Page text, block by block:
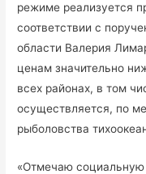
режиме реализуется
соответствии с
области Валерия
ценам значительно
всех районах, в том
осуществляется, по
рыболовства
«Отмечаю социальную